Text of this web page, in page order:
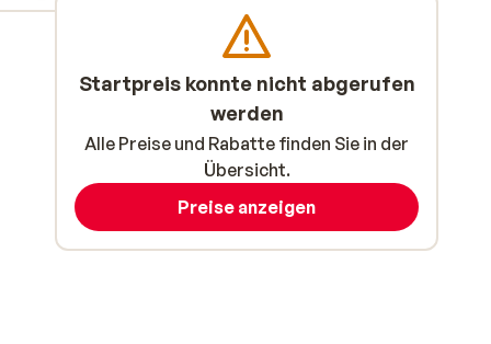
Startpreis konnte nicht abgerufen
werden
Alle Preise und Rabatte finden Sie in der
Übersicht.
Preise anzeigen